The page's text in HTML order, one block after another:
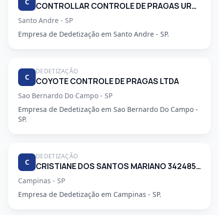
CONTROLLAR CONTROLE DE PRAGAS URBANAS
Santo Andre - SP
Empresa de Dedetização em Santo Andre - SP.
C
DEDETIZAÇÃO
COYOTE CONTROLE DE PRAGAS LTDA
Sao Bernardo Do Campo - SP
Empresa de Dedetização em Sao Bernardo Do Campo -
SP.
C
DEDETIZAÇÃO
CRISTIANE DOS SANTOS MARIANO 34248553830
Campinas - SP
Empresa de Dedetização em Campinas - SP.